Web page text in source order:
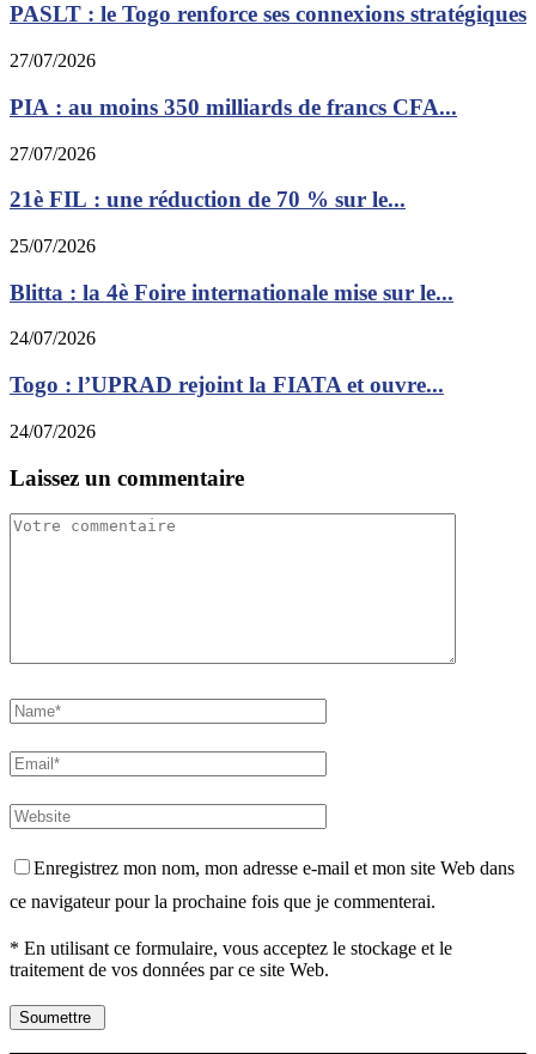
PASLT : le Togo renforce ses connexions stratégiques
27/07/2026
PIA : au moins 350 milliards de francs CFA...
27/07/2026
21è FIL : une réduction de 70 % sur le...
25/07/2026
Blitta : la 4è Foire internationale mise sur le...
24/07/2026
Togo : l’UPRAD rejoint la FIATA et ouvre...
24/07/2026
Laissez un commentaire
Enregistrez mon nom, mon adresse e-mail et mon site Web dans
ce navigateur pour la prochaine fois que je commenterai.
* En utilisant ce formulaire, vous acceptez le stockage et le
traitement de vos données par ce site Web.